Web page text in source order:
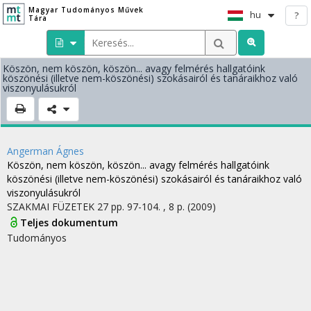
Magyar Tudományos Művek
Tára
hu ?
Köszön, nem köszön, köszön... avagy felmérés hallgatóink
köszönési (illetve nem-köszönési) szokásairól és tanáraikhoz való
viszonyulásukról
Angerman Ágnes
Köszön, nem köszön, köszön... avagy felmérés hallgatóink
köszönési (illetve nem-köszönési) szokásairól és tanáraikhoz való
viszonyulásukról
SZAKMAI FÜZETEK 27 pp. 97-104. , 8 p. (2009)
Teljes dokumentum
Tudományos